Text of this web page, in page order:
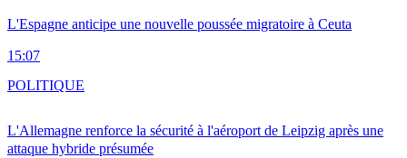
L'Espagne anticipe une nouvelle poussée migratoire à Ceuta
15:07
L'Allemagne renforce la sécurité à l'aéroport de Leipzig après une
attaque hybride présumée
POLITIQUE